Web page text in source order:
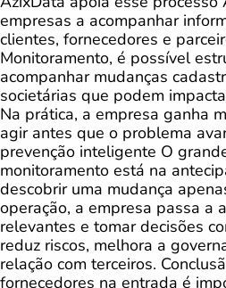
empresas a acompanhar
clientes, fornecedores e
Monitoramento, é possível
acompanhar mudanças
societárias que podem
Na prática, a empresa ganha
agir antes que o problema
prevenção inteligente O
monitoramento está na
descobrir uma mudança
operação, a empresa passa a
relevantes e tomar decisões
reduz riscos, melhora a
relação com terceiros.
fornecedores na entrada é